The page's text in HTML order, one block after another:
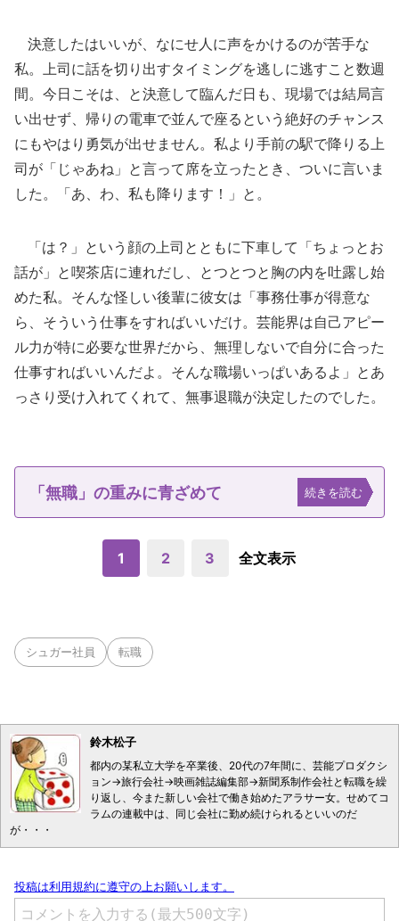
決意したはいいが、なにせ人に声をかけるのが苦手な
私。上司に話を切り出すタイミングを逃しに逃すこと数週
間。今日こそは、と決意して臨んだ日も、現場では結局言
い出せず、帰りの電車で並んで座るという絶好のチャンス
にもやはり勇気が出せません。私より手前の駅で降りる上
司が「じゃあね」と言って席を立ったとき、ついに言いま
した。「あ、わ、私も降ります！」と。
「は？」という顔の上司とともに下車して「ちょっとお
話が」と喫茶店に連れだし、とつとつと胸の内を吐露し始
めた私。そんな怪しい後輩に彼女は「事務仕事が得意な
ら、そういう仕事をすればいいだけ。芸能界は自己アピー
ル力が特に必要な世界だから、無理しないで自分に合った
仕事すればいいんだよ。そんな職場いっぱいあるよ」とあ
っさり受け入れてくれて、無事退職が決定したのでした。
「無職」の重みに青ざめて 続きを読む
1 2 3 全文表示
シュガー社員 転職
鈴木松子
都内の某私立大学を卒業後、20代の7年間に、芸能プロダクシ
ョン→旅行会社→映画雑誌編集部→新聞系制作会社と転職を繰
り返し、今また新しい会社で働き始めたアラサー女。せめてコ
ラムの連載中は、同じ会社に勤め続けられるといいのだ
が・・・